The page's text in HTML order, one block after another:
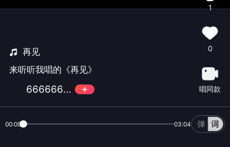
再见
来听听我唱的《再见》
666666繁比9
1
0
唱同款
00:00 03:04